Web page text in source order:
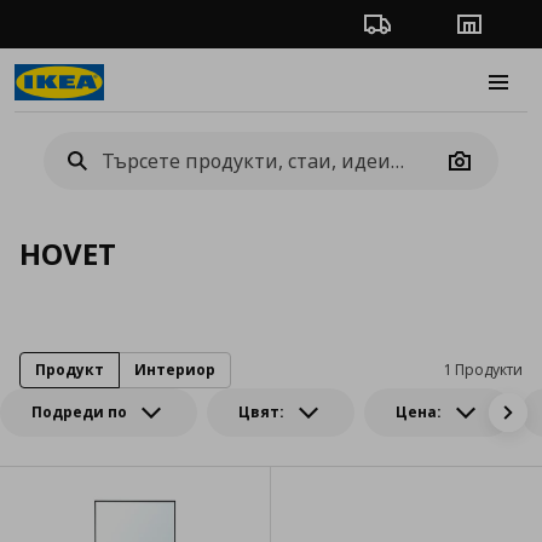
Проследяване на
Camera
HOVET
Подреди по Цвят: Цена:
1 Продукти
Продукт Интериор